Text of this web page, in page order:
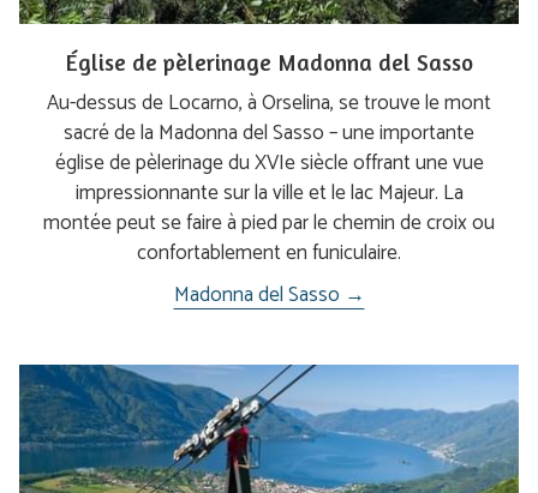
Église de pèlerinage Madonna del Sasso
Au-dessus de Locarno, à Orselina, se trouve le mont
sacré de la Madonna del Sasso – une importante
église de pèlerinage du XVIe siècle offrant une vue
impressionnante sur la ville et le lac Majeur. La
montée peut se faire à pied par le chemin de croix ou
confortablement en funiculaire.
Madonna del Sasso →